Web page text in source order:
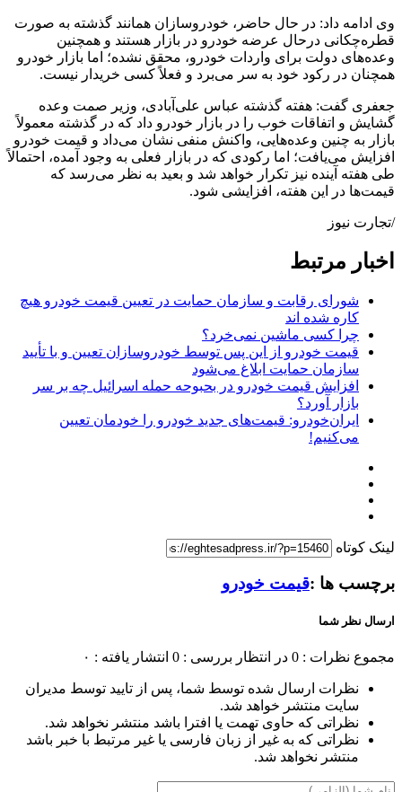
وی ادامه داد: در حال حاضر، خودروسازان همانند گذشته به صورت
قطره‌چکانی درحال عرضه خودرو در بازار هستند و همچنین
وعده‌های دولت برای واردات خودرو، محقق نشده؛ اما بازار خودرو
همچنان در رکود خود به سر می‌برد و فعلاً کسی خریدار نیست.
جعفری گفت: هفته گذشته عباس علی‌آبادی، وزیر صمت وعده
گشایش و اتفاقات خوب را در بازار خودرو داد که در گذشته معمولاً
بازار به چنین وعده‌هایی، واکنش منفی نشان می‌داد و قیمت خودرو
افزایش می‌یافت؛ اما رکودی که در بازار فعلی به وجود آمده، احتمالاً
طی هفته آینده نیز تکرار خواهد شد و بعید به نظر می‌رسد که
قیمت‌ها در این هفته، افزایشی شود.
/تجارت نیوز
اخبار مرتبط
شورای رقابت و سازمان حمایت در تعیین قیمت خودرو هیچ
کاره شده اند
چرا کسی ماشین نمی‌خرد؟
قیمت خودرو از این پس توسط خودروسازان تعیین و با تأیید
سازمان حمایت ابلاغ می‌شود
افزایش قیمت خودرو در بحبوحه حمله اسرائیل چه بر سر
بازار آورد؟
ایران‌خودرو: قیمت‌های جدید خودرو را خودمان تعیین
می‌کنیم!
لینک کوتاه
برچسب ها :قیمت خودرو
ارسال نظر شما
مجموع نظرات : 0 در انتظار بررسی : 0 انتشار یافته : ۰
نظرات ارسال شده توسط شما، پس از تایید توسط مدیران
سایت منتشر خواهد شد.
نظراتی که حاوی تهمت یا افترا باشد منتشر نخواهد شد.
نظراتی که به غیر از زبان فارسی یا غیر مرتبط با خبر باشد
منتشر نخواهد شد.